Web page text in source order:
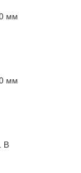
мм
мм
В